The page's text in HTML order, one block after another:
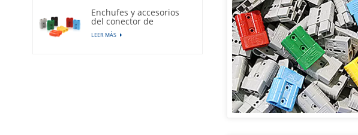
Enchufes y accesorios
del conector de
alimentación de batería
de litio
LEER MÁS